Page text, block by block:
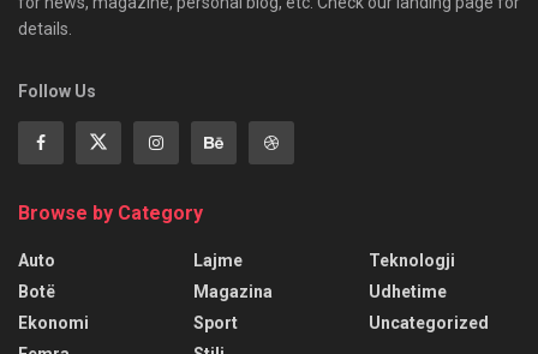
details.
Follow Us
Browse by Category
Auto
Botë
Ekonomi
Lajme
Magazina
Sport
Teknologji
Udhetime
Uncategorized